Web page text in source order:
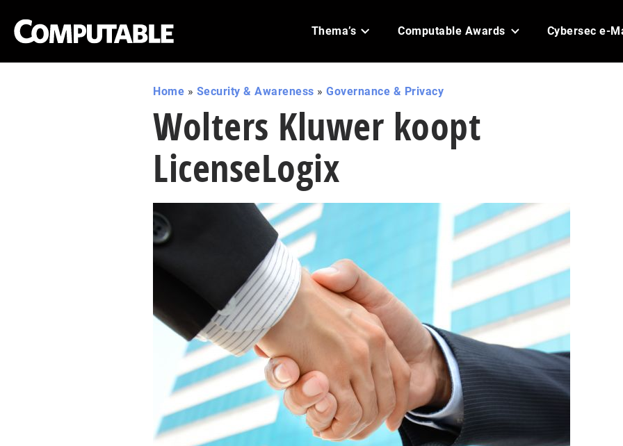
Thema’s Computable Awards Cybersec e-
Home » Security & Awareness » Governance & Privacy
Wolters Kluwer koopt
LicenseLogix